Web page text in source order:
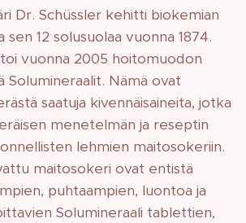
Dr. Schüssler kehitti biokemian
12 solusuolaa vuonna 1874.
vuonna 2005 hoitomuodon
Solumineraalit. Nämä ovat
saatuja kivennäisaineita, jotka
menetelmän ja reseptin
lehmien maitosokeriin.
maitosokeri ovat entistä
puhtaampien, luontoa ja
Solumineraali tablettien,